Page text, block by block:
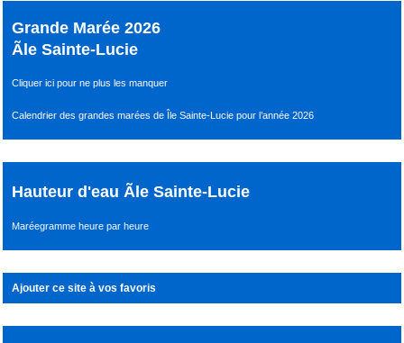
Grande Marée 2026
Ãle Sainte-Lucie
Cliquer ici pour ne plus les manquer
Calendrier des grandes marées de Île Sainte-Lucie pour l’année 2026
Hauteur d'eau Ãle Sainte-Lucie
Maréegramme heure par heure
Ajouter ce site à vos favoris